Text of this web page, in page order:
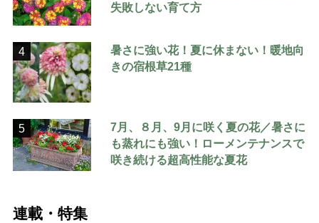
失敗しない育て方
4
暑さに強い花！夏に休まない！暖地向
きの宿根草21種
5
7月、８月、9月に咲く夏の花／暑さに
も蒸れにも強い！ローメンテナンスで
咲き続ける超高性能な夏花
連載・特集